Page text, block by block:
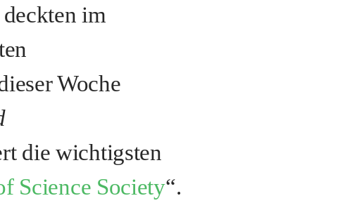
im
Woche
die wichtigsten
Science Society“.